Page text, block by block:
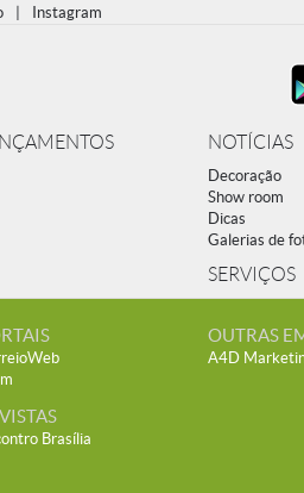
Instagram
NOTÍCIAS
Decoração
Show room
Dicas
Galerias de
SERVIÇOS
Brasília
OUTRAS
A4D